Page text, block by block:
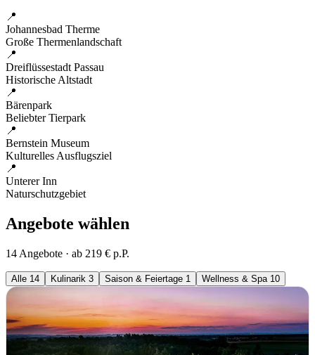
📍
Johannesbad Therme
Große Thermenlandschaft
📍
Dreiflüssestadt Passau
Historische Altstadt
📍
Bärenpark
Beliebter Tierpark
📍
Bernstein Museum
Kulturelles Ausflugsziel
📍
Unterer Inn
Naturschutzgebiet
Angebote wählen
14 Angebote · ab 219 € p.P.
Alle 14 Kulinarik 3 Saison & Feiertage 1 Wellness & Spa 10